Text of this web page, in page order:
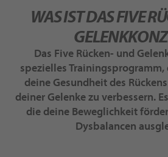
WAS IST DAS FIVE
Das Five Rücken- und
spezielles
deine Gesundheit des
deiner Gelenke zu verbessern.
die deine Beweglichkeit
Dysbalancen